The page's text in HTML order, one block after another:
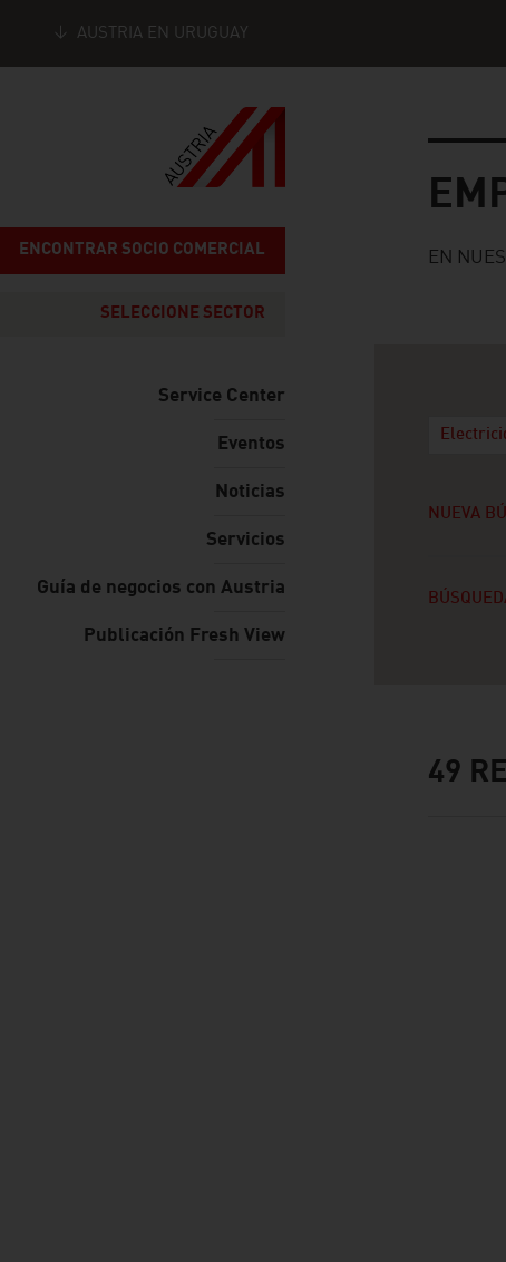
AUSTRIA EN URUGUAY
ENCONTRAR SOCIO COMERCIAL
SELECCIONE SECTOR
Service Center
Eventos
Noticias
Servicios
Guía de negocios con Austria
Publicación Fresh View
EN
NUEVA
49